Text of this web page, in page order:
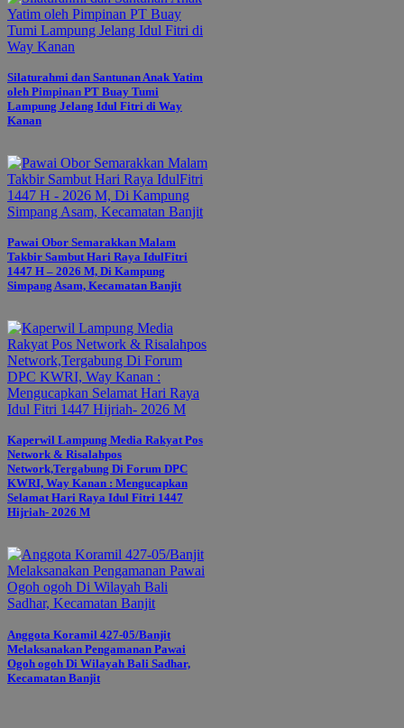
Silaturahmi dan Santunan Anak Yatim
oleh Pimpinan PT Buay Tumi
Lampung Jelang Idul Fitri di Way
Kanan
Pawai Obor Semarakkan Malam
Takbir Sambut Hari Raya IdulFitri
1447 H – 2026 M, Di Kampung
Simpang Asam, Kecamatan Banjit
Kaperwil Lampung Media Rakyat Pos
Network & Risalahpos
Network,Tergabung Di Forum DPC
KWRI, Way Kanan : Mengucapkan
Selamat Hari Raya Idul Fitri 1447
Hijriah- 2026 M
Anggota Koramil 427-05/Banjit
Melaksanakan Pengamanan Pawai
Ogoh ogoh Di Wilayah Bali Sadhar,
Kecamatan Banjit